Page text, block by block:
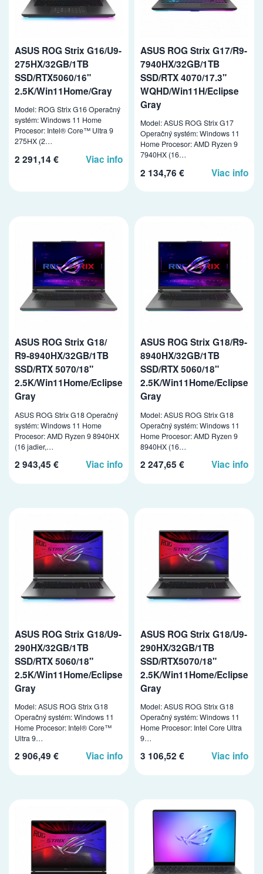
ASUS ROG Strix G16/U9-
275HX/32GB/1TB
SSD/RTX5060/16"
2.5K/Win11Home/Gray
Model: ROG Strix G16 Operačný
systém: Windows 11 Home
Procesor: Intel® Core™ Ultra 9
275HX (2…
2 291,14 € Viac info
ASUS ROG Strix G17/R9-
7940HX/32GB/1TB
SSD/RTX 4070/17.3"
WQHD/Win11H/Eclipse
Gray
Model: ASUS ROG Strix G17
Operačný systém: Windows 11
Home Procesor: AMD Ryzen 9
7940HX (16…
2 134,76 € Viac info
ASUS ROG Strix G18/
R9-8940HX/32GB/1TB
SSD/RTX 5070/18"
2.5K/Win11Home/Eclipse
Gray
ASUS ROG Strix G18 Operačný
systém: Windows 11 Home
Procesor: AMD Ryzen 9 8940HX
(16 jadier,…
2 943,45 € Viac info
ASUS ROG Strix G18/R9-
8940HX/32GB/1TB
SSD/RTX 5060/18"
2.5K/Win11Home/Eclipse
Gray
Model: ASUS ROG Strix G18
Operačný systém: Windows 11
Home Procesor: AMD Ryzen 9
8940HX (16…
2 247,65 € Viac info
ASUS ROG Strix G18/U9-
290HX/32GB/1TB
SSD/RTX 5060/18"
2.5K/Win11Home/Eclipse
Gray
Model: ASUS ROG Strix G18
Operačný systém: Windows 11
Home Procesor: Intel® Core™
Ultra 9…
2 906,49 € Viac info
ASUS ROG Strix G18/U9-
290HX/32GB/1TB
SSD/RTX5070/18"
2.5K/Win11Home/Eclipse
Gray
Model: ASUS ROG Strix G18
Operačný systém: Windows 11
Home Procesor: Intel Core Ultra
9…
3 106,52 € Viac info